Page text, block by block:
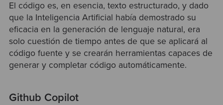
El código es, en esencia, texto estructurado, y dado
que la Inteligencia Artificial había demostrado su
eficacia en la generación de lenguaje natural, era
solo cuestión de tiempo antes de que se aplicará al
código fuente y se crearán herramientas capaces de
generar y completar código automáticamente.
Github Copilot